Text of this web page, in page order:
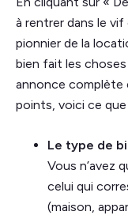
à rentrer dans le
pionnier de la
bien fait les
annonce complète
points, voici ce
Le type de
Vous n’avez
celui qui
(maison,